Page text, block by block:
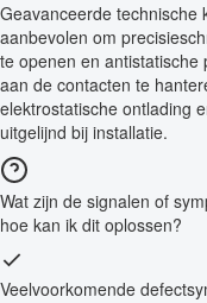
Geavanceerde technische
aanbevolen om
te openen en
aan de contacten te
elektrostatische ontlading
uitgelijnd bij installatie.
Wat zijn de signalen of
hoe kan ik dit oplossen?
Veelvoorkomende